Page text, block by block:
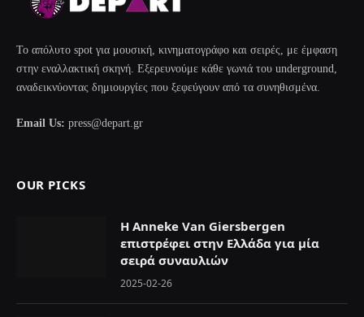
Το απόλυτο spot για μουσική, κινηματογράφο και σειρές, με έμφαση
στην εναλλακτική σκηνή. Εξερευνούμε κάθε γωνιά του underground,
αναδεικνύοντας δημιουργίες που ξεφεύγουν από τα συνηθισμένα.
Email Us: press@depart.gr
OUR PICKS
Η Anneke Van Giersbergen
επιστρέφει στην Ελλάδα για μία
σειρά συναυλιών
2025-02-26